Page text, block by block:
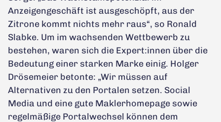
Anzeigengeschäft ist ausgeschöpft, aus der
Zitrone kommt nichts mehr raus“, so Ronald
Slabke. Um im wachsenden Wettbewerb zu
bestehen, waren sich die Expert:innen über die
Bedeutung einer starken Marke einig. Holger
Drösemeier betonte: „Wir müssen auf
Alternativen zu den Portalen setzen. Social
Media und eine gute Maklerhomepage sowie
regelmäßige Portalwechsel können dem